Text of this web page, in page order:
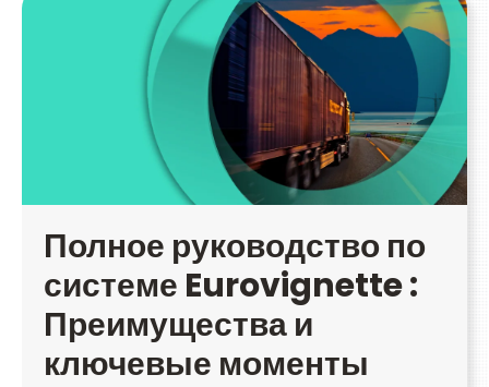
Полное руководство по
системе Eurovignette :
Преимущества и
ключевые моменты